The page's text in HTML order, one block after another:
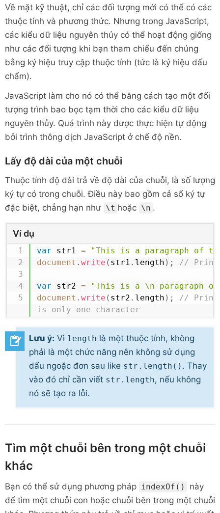
Về mặt kỹ thuật, chỉ các đối tượng mới có thể có các
thuộc tính và phương thức. Nhưng trong JavaScript,
các kiểu dữ liệu nguyên thủy có thể hoạt động giống
như các đối tượng khi bạn tham chiếu đến chúng
bằng ký hiệu truy cập thuộc tính (tức là ký hiệu dấu
chấm).
JavaScript làm cho nó có thể bằng cách tạo một đối
tượng trình bao bọc tạm thời cho các kiểu dữ liệu
nguyên thủy. Quá trình này được thực hiện tự động
bởi trình thông dịch JavaScript ở chế độ nền.
Lấy độ dài của một chuỗi
Thuộc tính độ dài trả về độ dài của chuỗi, là số lượng
ký tự có trong chuỗi. Điều này bao gồm cả số ký tự
đặc biệt, chẳng hạn như \t hoặc \n .
Ví dụ
var str1 =
"This is a paragraph of
document . write ( str1 . length ) ; //
var str2 =
"This is a \n paragraph
document . write ( str2 . length ) ;
//
is only one character
Lưu ý: Vì length là một thuộc tính, không
phải là một chức năng nên không sử dụng
dấu ngoặc đơn sau like str.length() . Thay
vào đó chỉ cần viết str.length, nếu không
nó sẽ tạo ra lỗi.
Tìm một chuỗi bên trong một chuỗi
khác
Bạn có thể sử dụng phương pháp indexOf()
này
để tìm một chuỗi con hoặc chuỗi bên trong một chuỗi